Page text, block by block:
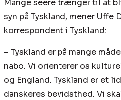
Mange seere trænger til at
syn på Tyskland, mener Uffe
korrespondent i Tyskland:
– Tyskland er på mange
nabo. Vi orienterer os
og England. Tyskland er et
danskeres bevidsthed. Vi